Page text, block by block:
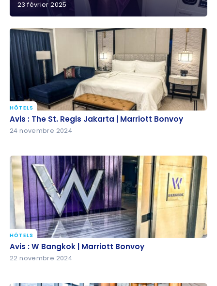
| SIN-BKK
23 février 2025
Avis : The St. Regis Jakarta | Marriott Bonvoy
HÔTELS
Avis : The St. Regis Jakarta | Marriott Bonvoy
24 novembre 2024
Avis : W Bangkok | Marriott Bonvoy
HÔTELS
Avis : W Bangkok | Marriott Bonvoy
22 novembre 2024